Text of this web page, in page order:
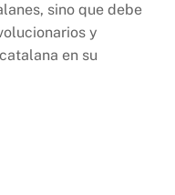
sino que debe
y
en su